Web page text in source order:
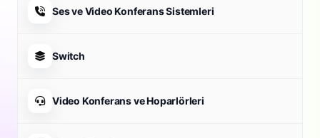
Ses ve Video Konferans Sistemleri
Switch
Video Konferans ve Hoparlörleri